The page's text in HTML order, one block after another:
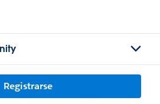
Registrarse